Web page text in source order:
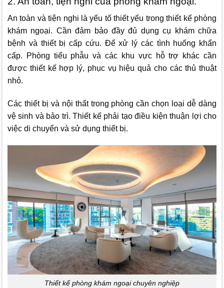
An toàn và tiện nghi là yếu tố thiết yếu trong thiết kế phòng
khám ngoại. Cần đảm bảo đầy đủ dụng cụ khám chữa
bệnh và thiết bị cấp cứu. Để xử lý các tình huống khẩn
cấp. Phòng tiểu phẫu và các khu vực hỗ trợ khác cần
được thiết kế hợp lý, phục vụ hiệu quả cho các thủ thuật
nhỏ.
Các thiết bị và nội thất trong phòng cần chọn loại dễ dàng
vệ sinh và bảo trì. Thiết kế phải tạo điều kiện thuận lợi cho
việc di chuyển và sử dụng thiết bị.
Thiết kế phòng khám ngoại chuyên nghiệp